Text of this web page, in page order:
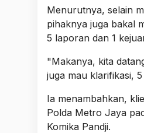
Menurutnya, selain
pihaknya juga bakal
5 laporan dan 1
"Makanya, kita
juga mau klarifikasi,
Ia menambahkan,
Polda Metro Jaya
Komika Pandji.